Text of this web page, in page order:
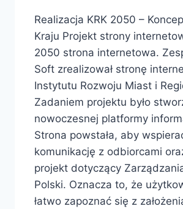
Realizacja KRK 2050 –
Kraju Projekt strony
2050 strona internetowa.
Soft zrealizował stronę
Instytutu Rozwoju Miast i
Zadaniem projektu było
nowoczesnej platformy
Strona powstała, aby
komunikację z odbiorcami
projekt dotyczący
Polski. Oznacza to, że
łatwo zapoznać się z